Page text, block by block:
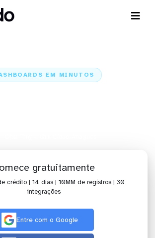
EM MINUTOS
gratuitamente
crédito | 14 dias | 10MM de registros | 30
integrações
Entre com o Google